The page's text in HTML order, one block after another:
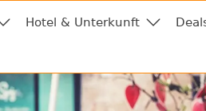
Hotel & Unterkunft